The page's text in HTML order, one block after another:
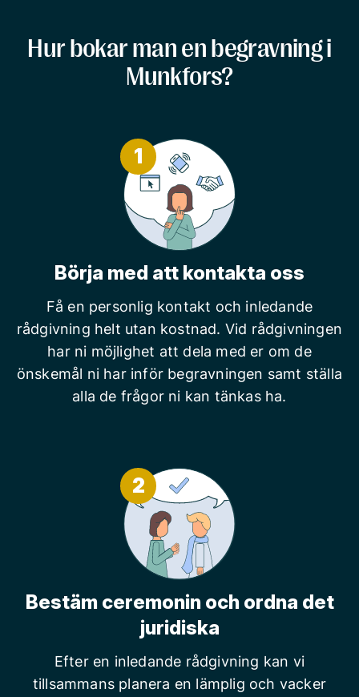
Hur bokar man en begravning i
Munkfors?
1
Börja med att kontakta oss
Få en personlig kontakt och inledande
rådgivning helt utan kostnad. Vid rådgivningen
har ni möjlighet att dela med er om de
önskemål ni har inför begravningen samt ställa
alla de frågor ni kan tänkas ha.
2
Bestäm ceremonin och ordna det
juridiska
Efter en inledande rådgivning kan vi
tillsammans planera en lämplig och vacker